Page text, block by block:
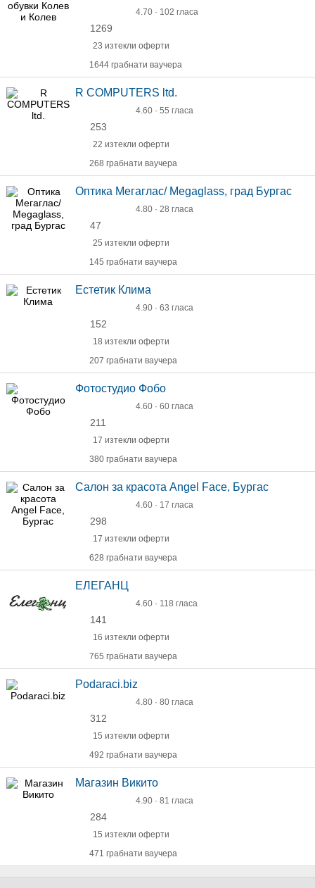
4.70 · 102 гласа
1269
23 изтекли оферти
1644 грабнати ваучера
R COMPUTERS ltd.
4.60 · 55 гласа
253
22 изтекли оферти
268 грабнати ваучера
Оптика Мегаглас/ Megaglass, град Бургас
4.80 · 28 гласа
47
25 изтекли оферти
145 грабнати ваучера
Естетик Клима
4.90 · 63 гласа
152
18 изтекли оферти
207 грабнати ваучера
Фотостудио Фобо
4.60 · 60 гласа
211
17 изтекли оферти
380 грабнати ваучера
Салон за красота Angel Face, Бургас
4.60 · 17 гласа
298
17 изтекли оферти
628 грабнати ваучера
ЕЛЕГАНЦ
4.60 · 118 гласа
141
16 изтекли оферти
765 грабнати ваучера
Podaraci.biz
4.80 · 80 гласа
312
15 изтекли оферти
492 грабнати ваучера
Магазин Викито
4.90 · 81 гласа
284
15 изтекли оферти
471 грабнати ваучера